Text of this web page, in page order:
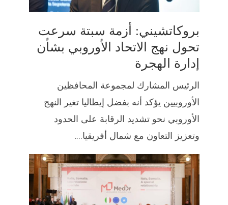
بروكاتشيني: أزمة سبتة سرعت
تحول نهج الاتحاد الأوروبي بشأن
إدارة الهجرة
الرئيس المشارك لمجموعة المحافظين
الأوروبيين يؤكد أنه بفضل إيطاليا تغير النهج
الأوروبي نحو تشديد الرقابة على الحدود
وتعزيز التعاون مع شمال أفريقيا....